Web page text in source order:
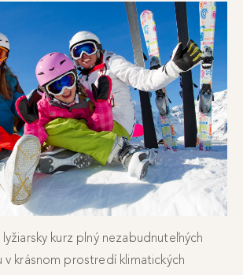
kurz plný nezabudnuteľných
krásnom prostredí klimatických